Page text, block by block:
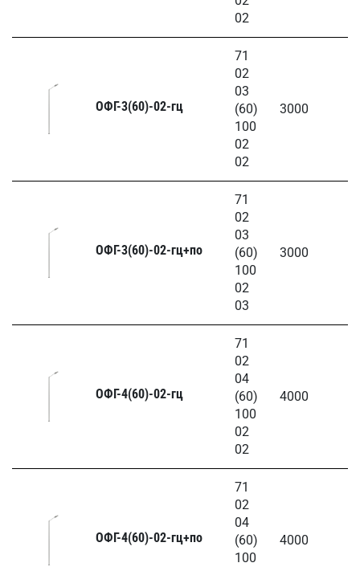
02
ОФГ-3(60)-02-гц
71
02
03
(60)
100
02
02
3000
ОФГ-3(60)-02-гц+по
71
02
03
(60)
100
02
03
3000
ОФГ-4(60)-02-гц
71
02
04
(60)
100
02
02
4000
ОФГ-4(60)-02-гц+по
71
02
04
(60)
100
4000